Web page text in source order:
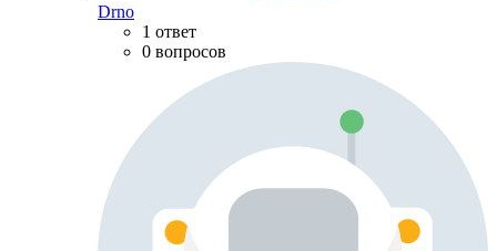
Drno
1 ответ
0 вопросов